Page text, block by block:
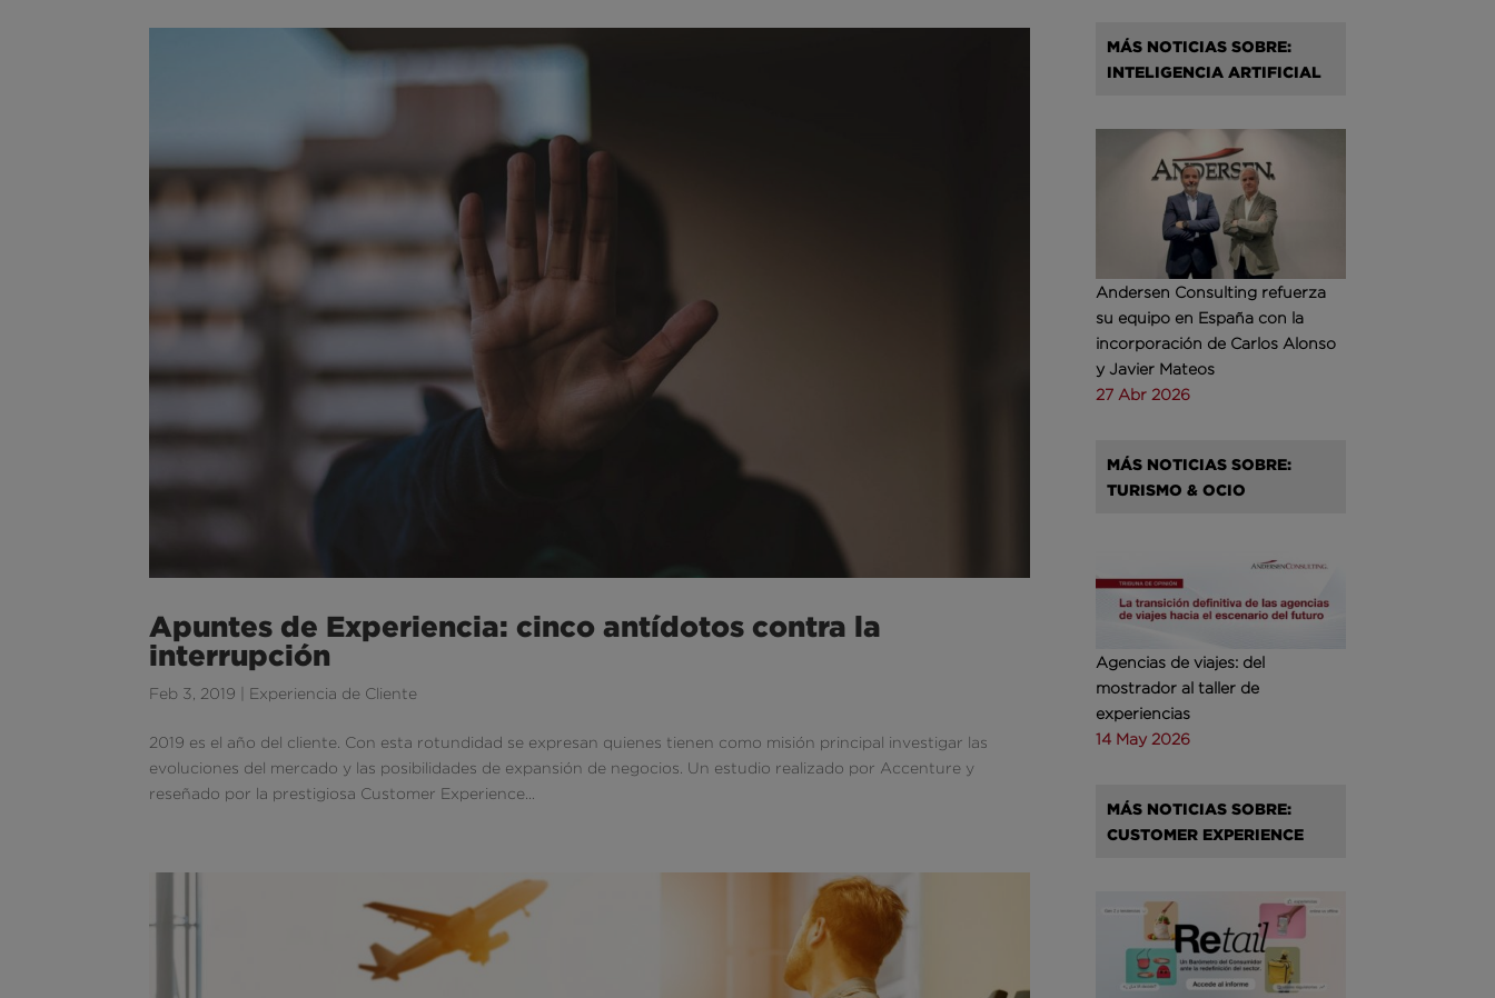
Apuntes de Experiencia: cinco antídotos contra la
interrupción
Feb 3, 2019 Experiencia de Cliente
2019 es el año del cliente. Con esta rotundidad se expresan quienes tienen como misión principal investigar las
evoluciones del mercado y las posibilidades de expansión de negocios. Un estudio realizado por Accenture y
reseñado por la prestigiosa Customer Experience...
MÁS NOTICIAS SOBRE:
INTELIGENCIA ARTIFICIAL
Andersen Consulting refuerza
su equipo en España con la
incorporación de Carlos Alonso
y Javier Mateos
27 Abr 2026
MÁS NOTICIAS SOBRE:
TURISMO & OCIO
Agencias de viajes: del
mostrador al taller de
experiencias
14 May 2026
MÁS NOTICIAS SOBRE:
CUSTOMER EXPERIENCE